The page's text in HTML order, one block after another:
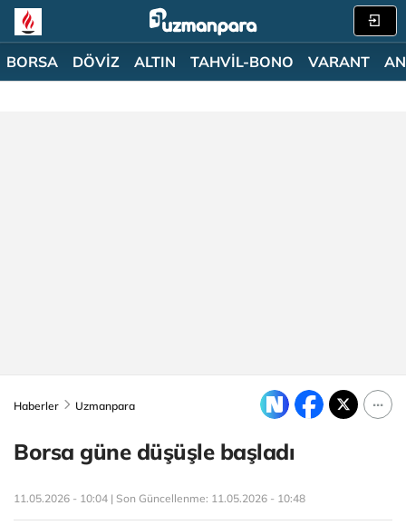
BORSA DÖVİZ ALTIN TAHVİL-BONO VARANT
Haberler Uzmanpara
Borsa güne düşüşle başladı
11.05.2026 - 10:04 | Son Güncellenme: 11.05.2026 - 10:48